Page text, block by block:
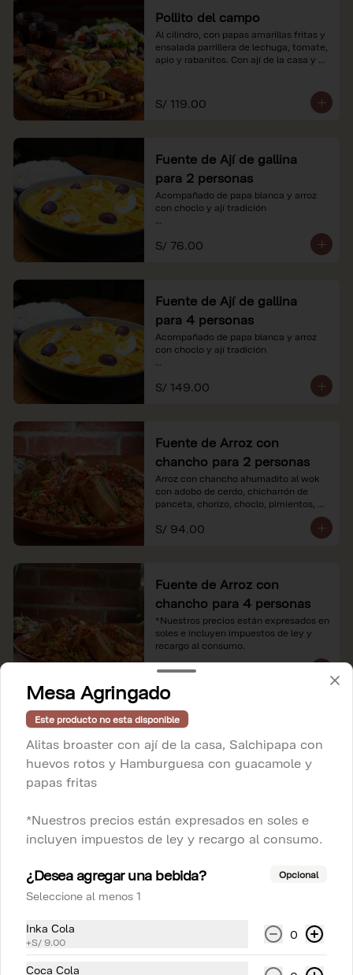
Pollito del campo
Al cilindro, con papas amarillas fritas y
ensalada parrillera de lechuga, tomate,
apio y rabanitos. Con ají de la casa y
*Nuestros precios están expresados en
soles e incluyen impuestos de ley y
S/ 119.00
Fuente de Ají de gallina
para 2 personas
Acompañado de papa blanca y arroz
con choclo y ají tradición
*Nuestros precios están expresados en
soles e incluyen impuestos de ley y
S/ 76.00
Fuente de Ají de gallina
para 4 personas
Acompañado de papa blanca y arroz
con choclo y ají tradición
*Nuestros precios están expresados en
soles e incluyen impuestos de ley y
S/ 149.00
Fuente de Arroz con
chancho para 2 personas
Arroz con chancho ahumadito al wok
con adobo de cerdo, chicharrón de
panceta, chorizo, choclo, pimientos,
*Nuestros precios están expresados en
S/ 94.00
Fuente de Arroz con
chancho para 4 personas
*Nuestros precios están expresados en
soles e incluyen impuestos de ley y
recargo al consumo.
S/ 186.00
Fuente de Arroz con pollo
para 2
Arroz con pollo, criolla y papa a la
huancaína
recargo al consumo.
Fuente de Arroz con pollo
para 4 personas
*Nuestros precios están expresados en
soles e incluyen impuestos de ley y
S/ 154.00
Mesa Agringado
Este producto no esta disponible
Alitas broaster con ají de la casa, Salchipapa con
huevos rotos y Hamburguesa con guacamole y
papas fritas
*Nuestros precios están expresados en soles e
incluyen impuestos de ley y recargo al consumo.
¿Desea agregar una bebida? Opcional
Seleccione al menos 1
Inka Cola
+S/ 9.00
0
Coca Cola